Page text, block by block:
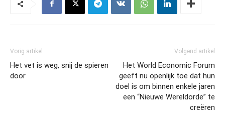
Vorig artikel
Het vet is weg, snij de spieren
door
Volgend artikel
Het World Economic Forum
geeft nu openlijk toe dat hun
doel is om binnen enkele jaren
een “Nieuwe Wereldorde” te
creëren